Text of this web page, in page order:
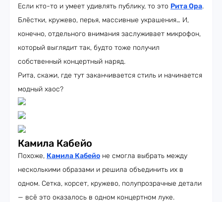
Если кто-то и умеет удивлять публику, то это Рита Ора.
Блёстки, кружево, перья, массивные украшения… И,
конечно, отдельного внимания заслуживает микрофон,
который выглядит так, будто тоже получил
собственный концертный наряд.
Рита, скажи, где тут заканчивается стиль и начинается
модный хаос?
Камила Кабейо
Похоже, Камила Кабейо не смогла выбрать между
несколькими образами и решила объединить их в
одном. Сетка, корсет, кружево, полупрозрачные детали
— всё это оказалось в одном концертном луке.